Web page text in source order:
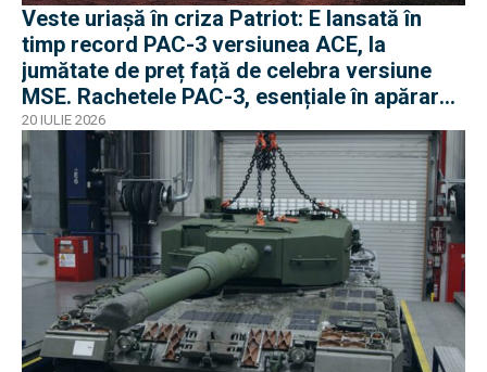
Veste uriașă în criza Patriot: E lansată în
timp record PAC-3 versiunea ACE, la
jumătate de preț față de celebra versiune
MSE. Rachetele PAC-3, esențiale în apărarea
antibalistică
20 IULIE 2026